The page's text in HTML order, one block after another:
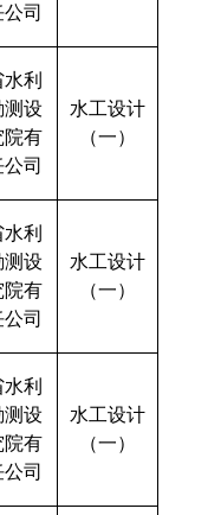
司
利
测设
院有
司
水工设计
（一）
利
测设
院有
司
水工设计
（一）
利
测设
院有
司
水工设计
（一）